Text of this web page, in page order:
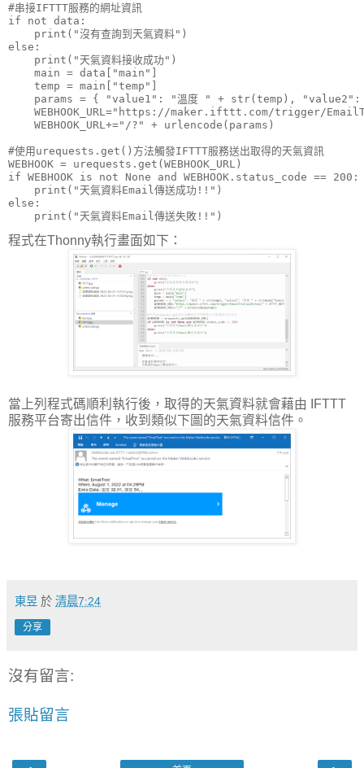
#串接IFTTT服務的網址資訊
if not data:
    print("沒有查詢到天氣資料")
else:
    print("天氣資料接收成功")
    main = data["main"]
    temp = main["temp"]
params = { "value1": "溫度 " + str(temp),
WEBHOOK_URL="https://maker.ifttt.com/trigger/
    WEBHOOK_URL+="/?" + urlencode(params)
#使用urequests.get()方法觸發IFTTT服務送出取得的天氣資訊
WEBHOOK = urequests.get(WEBHOOK_URL)
if WEBHOOK is not None and WEBHOOK.status_code == 200:
    print("天氣資料Email傳送成功!!")
else:
程式在Thonny執行畫面如下：
當上列程式碼順利執行後，取得的天氣資料就會藉由 IFTTT
服務平台寄出信件，收到類似下圖的天氣資料信件。
東昱 於 清晨7:24
分享
沒有留言:
張貼留言